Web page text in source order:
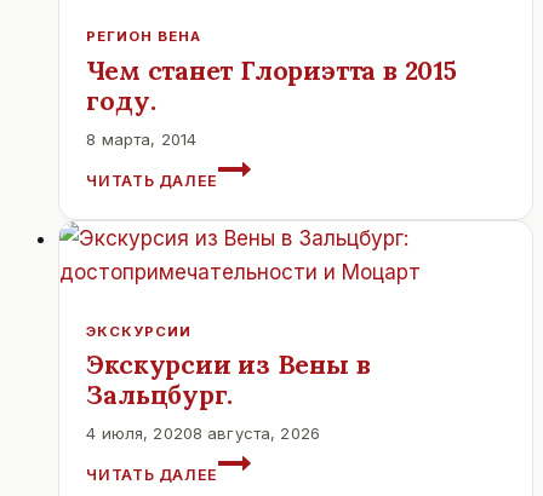
РЕГИОН ВЕНА
Чем станет Глориэтта в 2015
году.
8 марта, 2014
ЧИТАТЬ ДАЛЕЕ
ЧЕМ
В
2015
ЭКСКУРСИИ
Экскурсии из Вены в
Зальцбург.
4 июля, 20208 августа, 2026
ЧИТАТЬ ДАЛЕЕ
ЭКСКУРСИИ